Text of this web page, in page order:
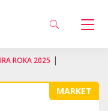
ROKA 2025 |
MARKET